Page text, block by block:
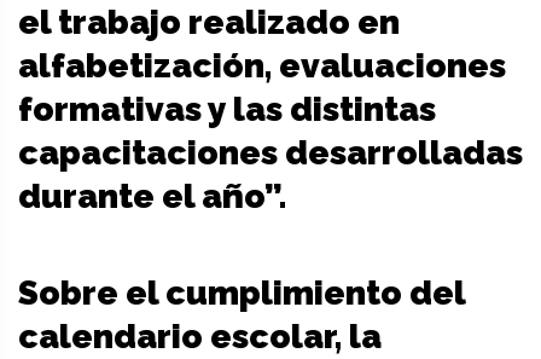
el trabajo realizado en
alfabetización, evaluaciones
formativas y las distintas
capacitaciones desarrolladas
durante el año”.
Sobre el cumplimiento del
calendario escolar, la